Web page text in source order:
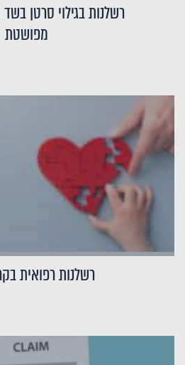
רשלנות בגילוי סרטן
מפושטת
רשלנות רפואית